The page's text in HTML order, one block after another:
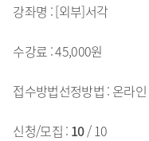
[외부]서각
45,000원
온라인
10/ 10